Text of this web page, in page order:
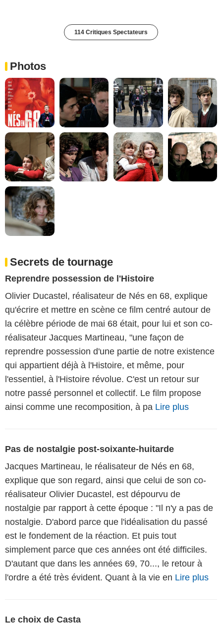
114 Critiques Spectateurs
Photos
Secrets de tournage
Reprendre possession de l'Histoire
Olivier Ducastel, réalisateur de Nés en 68, explique
qu'écrire et mettre en scène ce film centré autour de
la célèbre période de mai 68 était, pour lui et son co-
réalisateur Jacques Martineau, "une façon de
reprendre possession d'une partie de notre existence
qui appartient déjà à l'Histoire, et même, pour
l'essentiel, à l'Histoire révolue. C'est un retour sur
notre passé personnel et collectif. Le film propose
ainsi comme une recomposition, à pa Lire plus
Pas de nostalgie post-soixante-huitarde
Jacques Martineau, le réalisateur de Nés en 68,
explique que son regard, ainsi que celui de son co-
réalisateur Olivier Ducastel, est dépourvu de
nostalgie par rapport à cette époque : "Il n'y a pas de
nostalgie. D'abord parce que l'idéalisation du passé
est le fondement de la réaction. Et puis tout
simplement parce que ces années ont été difficiles.
D'autant que dans les années 69, 70..., le retour à
l'ordre a été très évident. Quant à la vie en Lire plus
Le choix de Casta